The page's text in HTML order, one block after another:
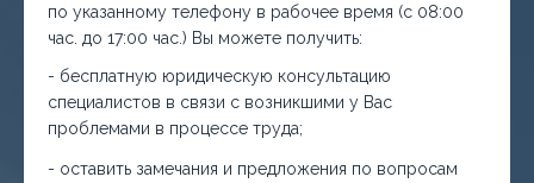
по указанному телефону в рабочее время (с 08:00
час. до 17:00 час.) Вы можете получить:
- бесплатную юридическую консультацию
специалистов в связи с возникшими у Вас
проблемами в процессе труда;
- оставить замечания и предложения по вопросам